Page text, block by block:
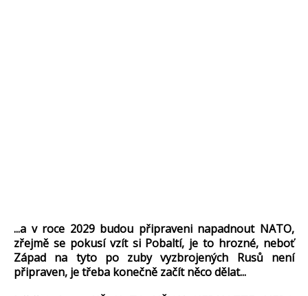
...a v roce 2029 budou připraveni napadnout NATO,
zřejmě se pokusí vzít si Pobaltí, je to hrozné, neboť
Západ na tyto po zuby vyzbrojených Rusů není
připraven, je třeba konečně začít něco dělat...